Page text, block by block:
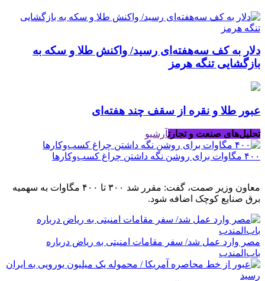
دلار به کف سه‌هفته‌ای رسید/ واکنش طلا و سکه به
بازگشایی تنگه هرمز
عبور طلا و نقره از سقف چند هفته‌ای
تحلیل‌های صنعت و تجارتآرشیو
۴۰۰ مگاوات برای روشن نگه داشتن چراغ کسب‌وکار‌ها
معاون وزیر صمت، گفت: مقرر شد ۳۰۰ تا ۴۰۰ مگاوات به سهمیه
برق صنایع کوچک اضافه شود.
مصر وارد عمل شد/ سفر مقامات امنیتی به ریاض درباره
باب‌المندب